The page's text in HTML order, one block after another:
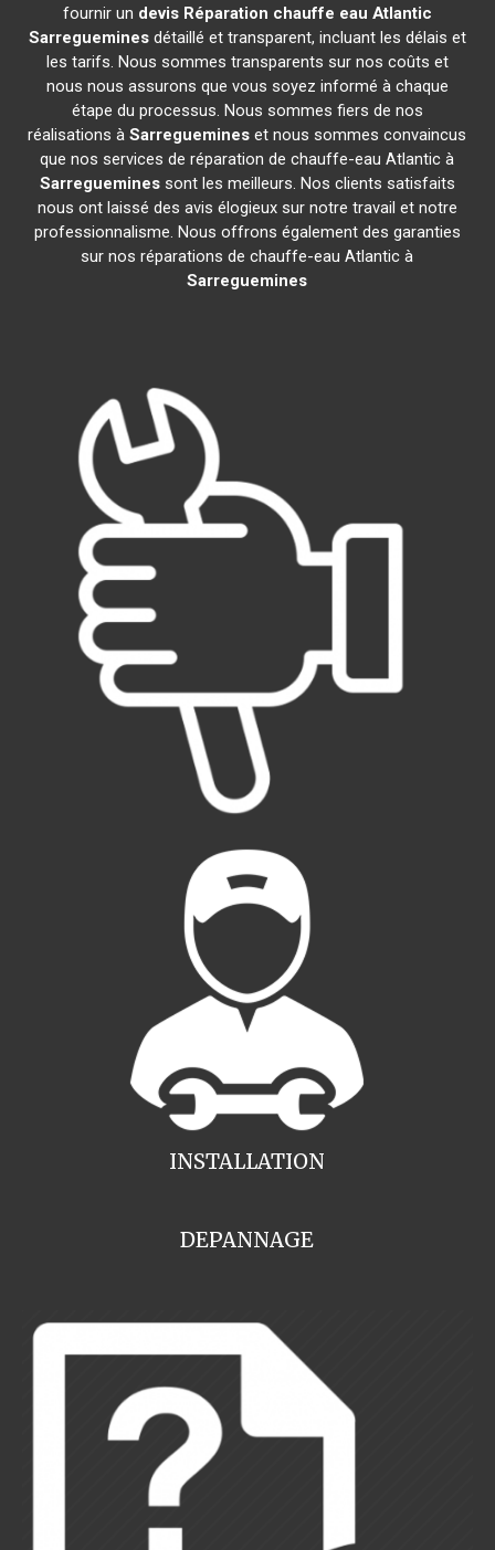
fournir un devis Réparation chauffe eau Atlantic
Sarregueminesdétaillé et transparent, incluant les délais et
les tarifs. Nous sommes transparents sur nos coûts et
nous nous assurons que vous soyez informé à chaque
étape du processus. Nous sommes fiers de nos
réalisations àSarreguemines et nous sommes convaincus
que nos services de réparation de chauffe-eau Atlantic à
Sarregueminessont les meilleurs. Nos clients satisfaits
nous ont laissé des avis élogieux sur notre travail et notre
professionnalisme. Nous offrons également des garanties
sur nos réparations de chauffe-eau Atlantic à
Sarreguemines
INSTALLATION
DEPANNAGE